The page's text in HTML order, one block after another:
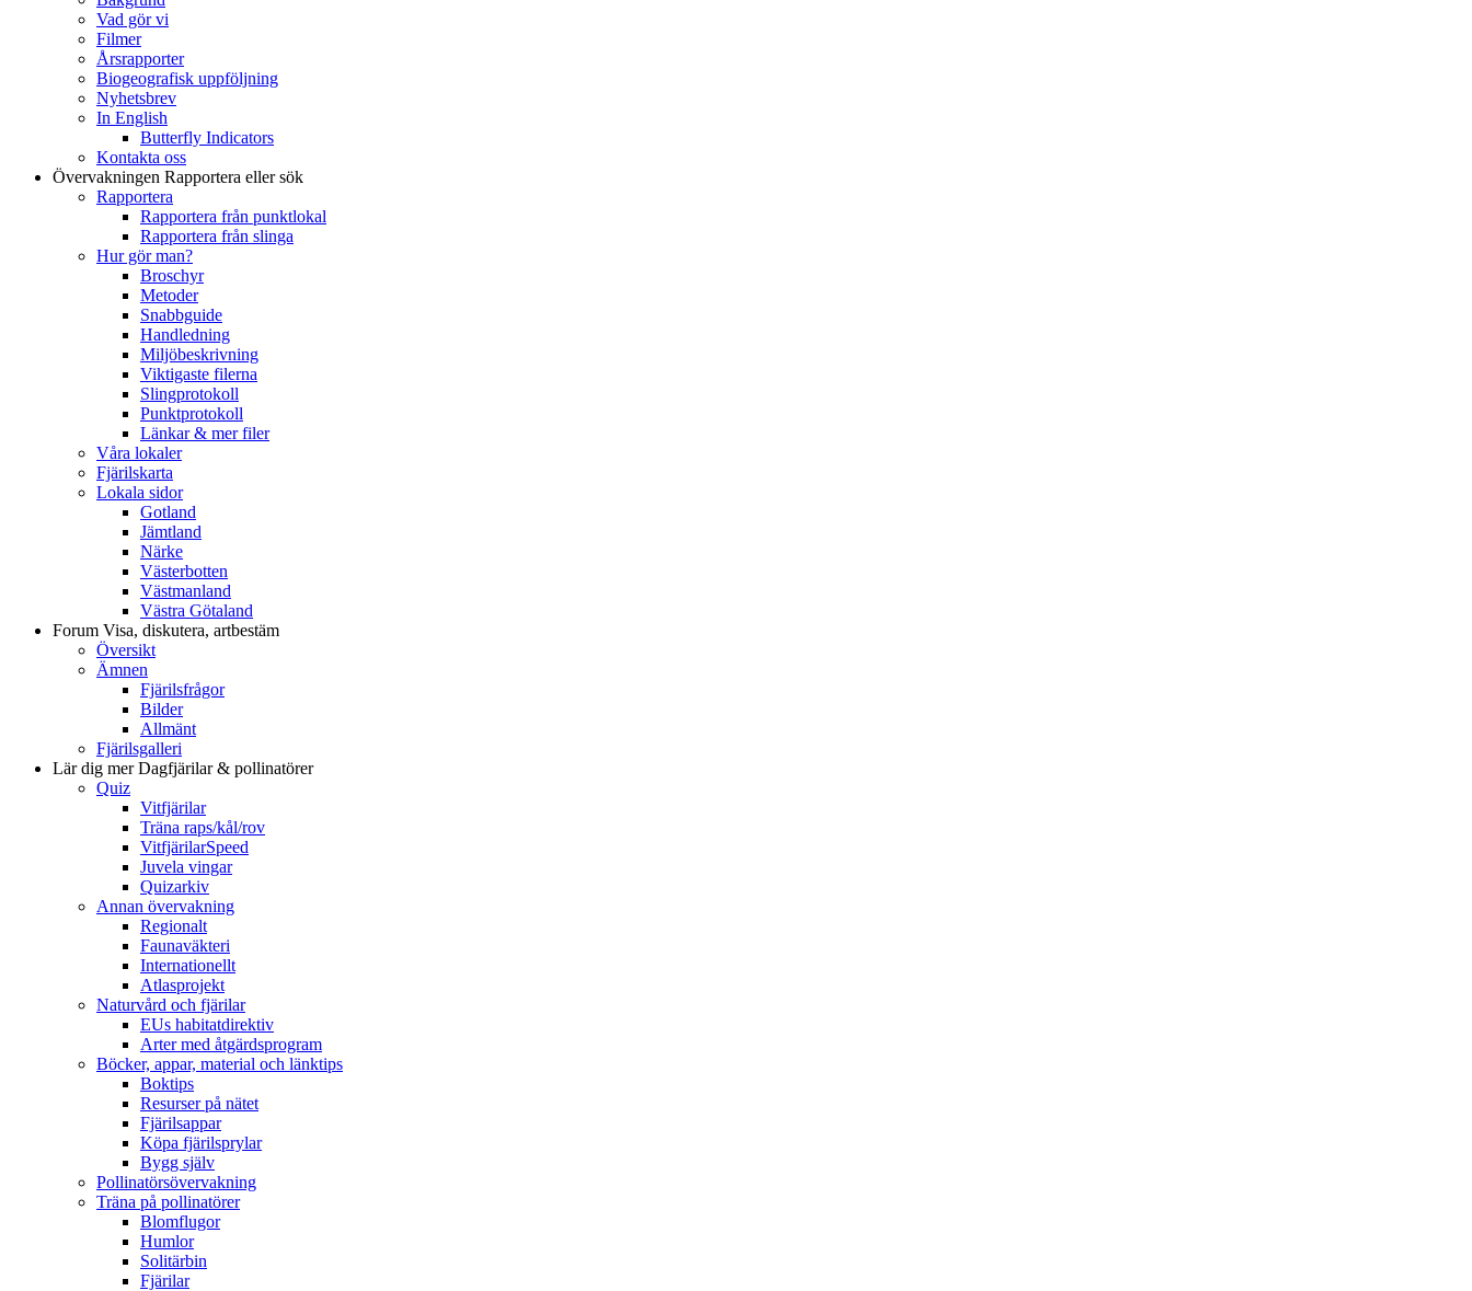
Vad gör vi
Filmer
Årsrapporter
Biogeografisk uppföljning
Nyhetsbrev
In English
Butterfly Indicators
Kontakta oss
Övervakningen Rapportera eller sök
Rapportera
Rapportera från punktlokal
Rapportera från slinga
Hur gör man?
Broschyr
Metoder
Snabbguide
Handledning
Miljöbeskrivning
Viktigaste filerna
Slingprotokoll
Punktprotokoll
Länkar & mer filer
Våra lokaler
Fjärilskarta
Lokala sidor
Gotland
Jämtland
Närke
Västerbotten
Västmanland
Västra Götaland
Forum Visa, diskutera, artbestäm
Översikt
Ämnen
Fjärilsfrågor
Bilder
Allmänt
Fjärilsgalleri
Lär dig merDagfjärilar & pollinatörer
Quiz
Vitfjärilar
Träna raps/kål/rov
VitfjärilarSpeed
Juvela vingar
Quizarkiv
Annan övervakning
Regionalt
Faunaväkteri
Internationellt
Atlasprojekt
Naturvård och fjärilar
EUs habitatdirektiv
Arter med åtgärdsprogram
Böcker, appar, material och länktips
Boktips
Resurser på nätet
Fjärilsappar
Köpa fjärilsprylar
Bygg själv
Pollinatörsövervakning
Träna på pollinatörer
Blomflugor
Humlor
Solitärbin
Fjärilar